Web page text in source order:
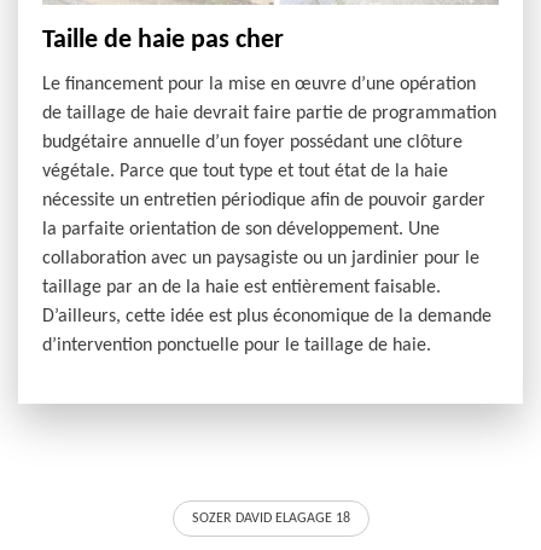
Taille de haie pas cher
Le financement pour la mise en œuvre d’une opération
de taillage de haie devrait faire partie de programmation
budgétaire annuelle d’un foyer possédant une clôture
végétale. Parce que tout type et tout état de la haie
nécessite un entretien périodique afin de pouvoir garder
la parfaite orientation de son développement. Une
collaboration avec un paysagiste ou un jardinier pour le
taillage par an de la haie est entièrement faisable.
D’ailleurs, cette idée est plus économique de la demande
d’intervention ponctuelle pour le taillage de haie.
SOZER DAVID ELAGAGE 18